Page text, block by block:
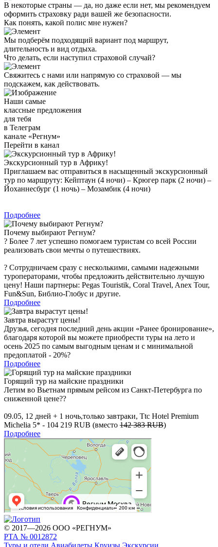
В некоторые страны — да, но даже если нет, мы рекомендуем
оформить страховку ради вашей же безопасности.
Как понять, какой полис мне нужен?
Мы подберём подходящий вариант под маршрут,
длительность и вид отдыха.
Что делать, если наступил страховой случай?
Свяжитесь с нами или напрямую со страховой — мы
подскажем, как действовать.
Наши самые
классные предложения
для тебя
в Телеграм
канале «Регнум»
Перейти в канал
Экскурсионный тур в Африку!
Приглашаем вас отправиться в насыщенный экскурсионный
тур по маршруту: Кейптаун (4 ночи) – Крюгер парк (2 ночи) –
Йоханнесбург (1 ночь) – Мозамбик (4 ночи)
Подробнее
Почему выбирают Регнум?
? Более 7 лет успешно помогаем туристам со всей России
реализовать свои мечты о путешествиях.
? Сотрудничаем сразу с несколькими, самыми надежными
туроператорами, чтобы предложить действительно лучшую
цену! Наши партнеры: Pegas Touristik, Coral Travel, Anex Tour,
Fun&Sun, Библио-Глобус и другие.
Подробнее
Завтра вырастут цены!
Друзья, сегодня последний день акции «Ранее бронирование»,
благодаря которой вы можете приобрести туры на лето и
осень 2025 по самым выгодным ценам и с минимальной
предоплатой - 20%?
Подробнее
Горящий тур на майские праздники
Летим во Вьетнам прямым рейсом из Санкт-Петербурга по
сниженной цене??
09.05, 12 дней + 1 ночь,только завтраки, Ttc Hotel Premium
Michelia 5* - 104 219 RUB (вместо 142 383 RUB)
Подробнее
© 2017—2026 ООО «РЕГНУМ»
РТА № 0012872
Туры и отели Авиабилеты Круизы Экскурсии